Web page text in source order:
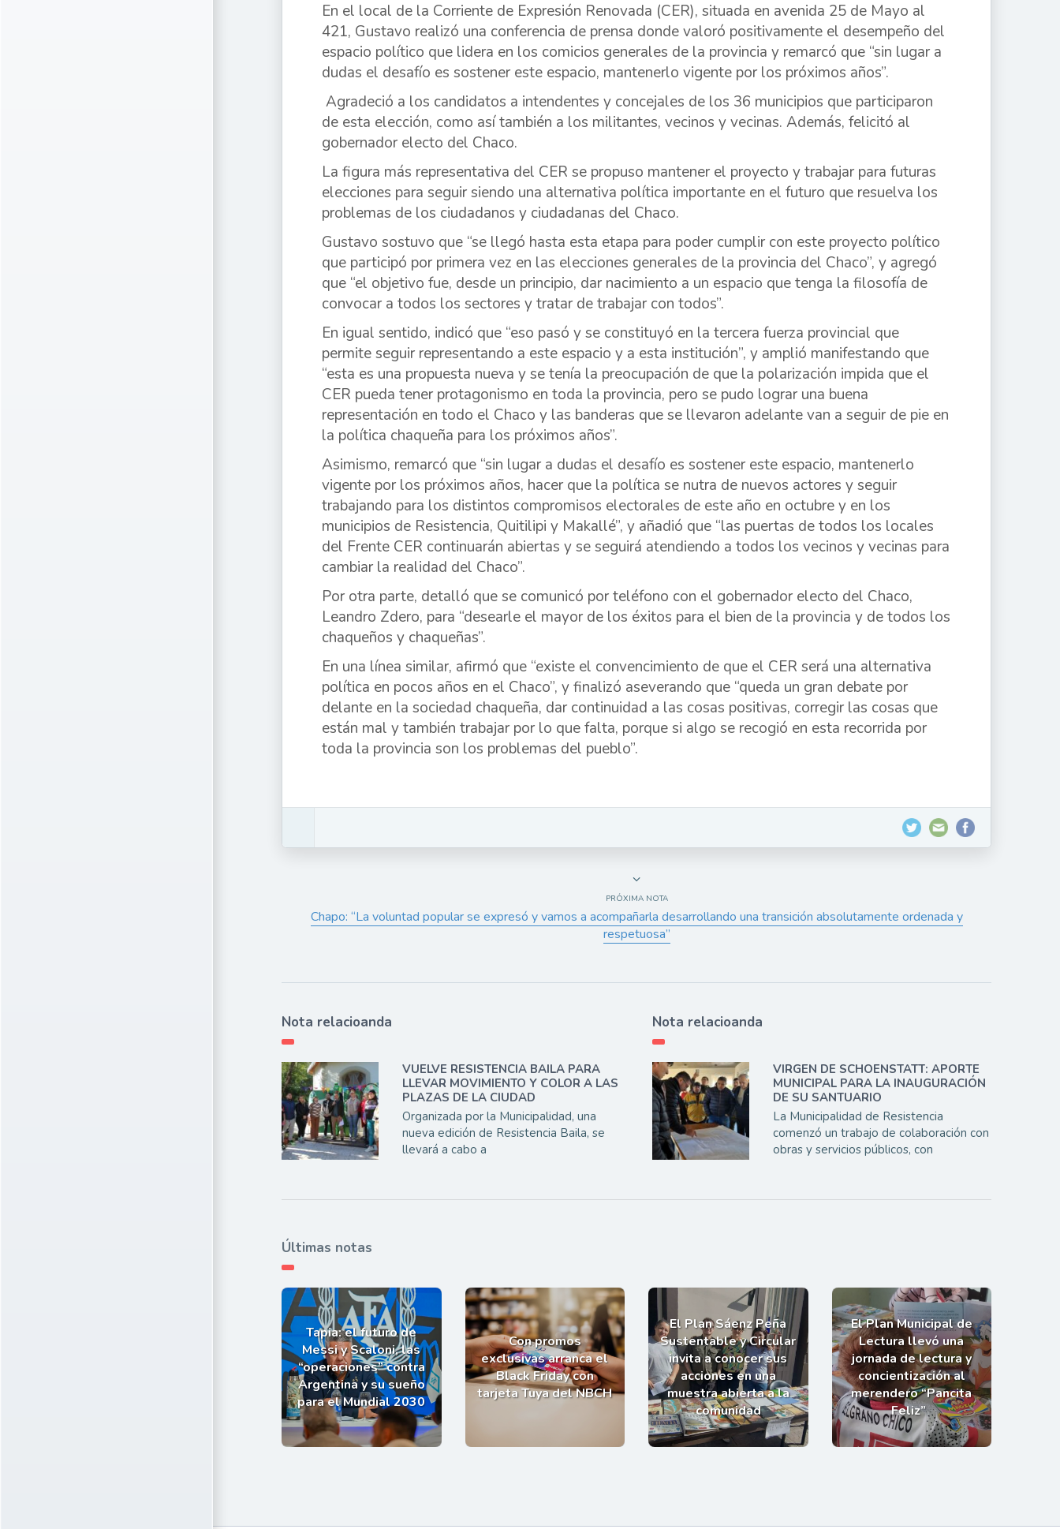
En el local de la Corriente de Expresión Renovada (CER), situada en avenida 25 de Mayo al
421, Gustavo realizó una conferencia de prensa donde valoró positivamente el desempeño del
espacio político que lidera en los comicios generales de la provincia y remarcó que “sin lugar a
dudas el desafío es sostener este espacio, mantenerlo vigente por los próximos años”.
Agradeció a los candidatos a intendentes y concejales de los 36 municipios que participaron
de esta elección, como así también a los militantes, vecinos y vecinas. Además, felicitó al
gobernador electo del Chaco.
La figura más representativa del CER se propuso mantener el proyecto y trabajar para futuras
elecciones para seguir siendo una alternativa política importante en el futuro que resuelva los
problemas de los ciudadanos y ciudadanas del Chaco.
Gustavo sostuvo que “se llegó hasta esta etapa para poder cumplir con este proyecto político
que participó por primera vez en las elecciones generales de la provincia del Chaco”, y agregó
que “el objetivo fue, desde un principio, dar nacimiento a un espacio que tenga la filosofía de
convocar a todos los sectores y tratar de trabajar con todos”.
En igual sentido, indicó que “eso pasó y se constituyó en la tercera fuerza provincial que
permite seguir representando a este espacio y a esta institución”, y amplió manifestando que
“esta es una propuesta nueva y se tenía la preocupación de que la polarización impida que el
CER pueda tener protagonismo en toda la provincia, pero se pudo lograr una buena
representación en todo el Chaco y las banderas que se llevaron adelante van a seguir de pie en
la política chaqueña para los próximos años”.
Asimismo, remarcó que “sin lugar a dudas el desafío es sostener este espacio, mantenerlo
vigente por los próximos años, hacer que la política se nutra de nuevos actores y seguir
trabajando para los distintos compromisos electorales de este año en octubre y en los
municipios de Resistencia, Quitilipi y Makallé”, y añadió que “las puertas de todos los locales
del Frente CER continuarán abiertas y se seguirá atendiendo a todos los vecinos y vecinas para
cambiar la realidad del Chaco”.
Por otra parte, detalló que se comunicó por teléfono con el gobernador electo del Chaco,
Leandro Zdero, para “desearle el mayor de los éxitos para el bien de la provincia y de todos los
chaqueños y chaqueñas”.
En una línea similar, afirmó que “existe el convencimiento de que el CER será una alternativa
política en pocos años en el Chaco”, y finalizó aseverando que “queda un gran debate por
delante en la sociedad chaqueña, dar continuidad a las cosas positivas, corregir las cosas que
están mal y también trabajar por lo que falta, porque si algo se recogió en esta recorrida por
toda la provincia son los problemas del pueblo”.
PRÓXIMA NOTA
Chapo: “La voluntad popular se expresó y vamos a acompañarla desarrollando una transición absolutamente ordenada y
respetuosa”
Nota relacioanda
VUELVE RESISTENCIA BAILA PARA
LLEVAR MOVIMIENTO Y COLOR A LAS
PLAZAS DE LA CIUDAD
Organizada por la Municipalidad, una
nueva edición de Resistencia Baila, se
llevará a cabo a
Nota relacioanda
VIRGEN DE SCHOENSTATT: APORTE
MUNICIPAL PARA LA INAUGURACIÓN
DE SU SANTUARIO
La Municipalidad de Resistencia
comenzó un trabajo de colaboración con
obras y servicios públicos, con
Últimas notas
Tapia: el futuro de
Messi y Scaloni, las
“operaciones” contra
Argentina y su sueño
para el Mundial 2030
Con promos
exclusivas arranca el
Black Friday con
tarjeta Tuya del NBCH
El Plan Sáenz Peña
Sustentable y Circular
invita a conocer sus
acciones en una
muestra abierta a la
comunidad
El Plan Municipal de
Lectura llevó una
jornada de lectura y
concientización al
merendero “Pancita
Feliz”